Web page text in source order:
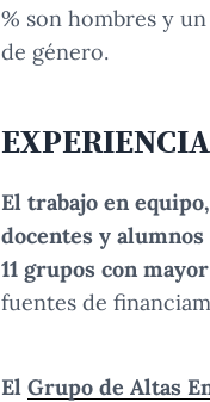
% son hombres y
de género.
El trabajo en
docentes y
11 grupos con
fuentes de
El Grupo de Altas